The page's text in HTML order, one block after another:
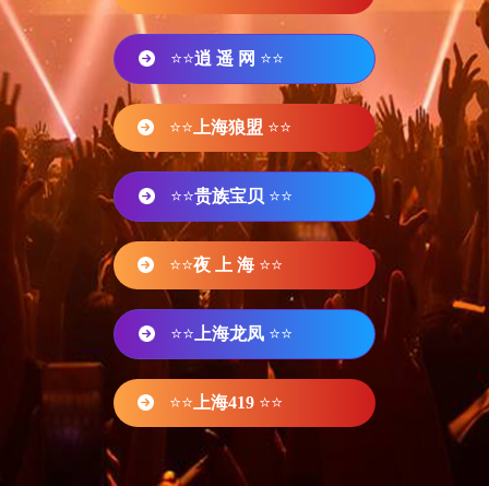
⭐⭐逍 遥 网 ⭐⭐
⭐⭐ 上海狼盟 ⭐⭐
⭐⭐贵族宝贝 ⭐⭐
⭐⭐夜 上 海 ⭐⭐
⭐⭐ 上海龙凤 ⭐⭐
⭐⭐ 上海419 ⭐⭐